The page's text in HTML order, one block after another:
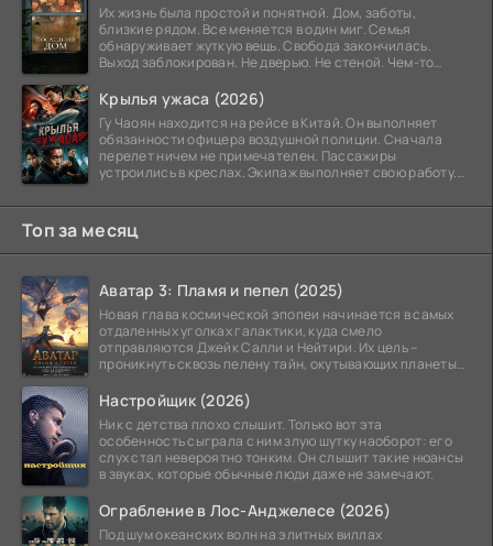
Их жизнь была простой и понятной. Дом, заботы,
близкие рядом. Все меняется в один миг. Семья
обнаруживает жуткую вещь. Свобода закончилась.
Выход заблокирован. Не дверью. Не стеной. Чем-то
Крылья ужаса (2026)
Гу Чаоян находится на рейсе в Китай. Он выполняет
обязанности офицера воздушной полиции. Сначала
перелет ничем не примечателен. Пассажиры
устроились в креслах. Экипаж выполняет свою работу.
Топ за месяц
Аватар 3: Пламя и пепел (2025)
Новая глава космической эпопеи начинается в самых
отдаленных уголках галактики, куда смело
отправляются Джейк Салли и Нейтири. Их цель –
проникнуть сквозь пелену тайн, окутывающих планеты
Настройщик (2026)
Ник с детства плохо слышит. Только вот эта
особенность сыграла с ним злую шутку наоборот: его
слух стал невероятно тонким. Он слышит такие нюансы
в звуках, которые обычные люди даже не замечают.
Ограбление в Лос-Анджелесе (2026)
Под шум океанских волн на элитных виллах